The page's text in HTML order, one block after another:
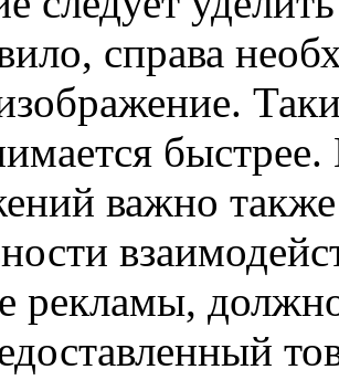
справа
важно
рекламы,